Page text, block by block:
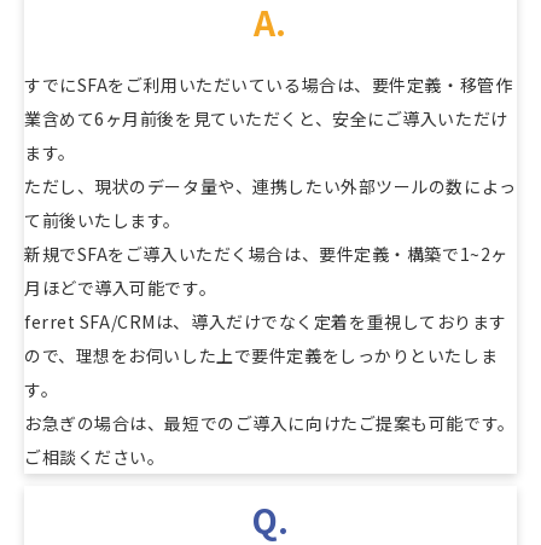
A.
すでにSFAをご利用いただいている場合は、要件定義・移管作
業含めて6ヶ月前後を見ていただくと、安全にご導入いただけ
ます。
ただし、現状のデータ量や、連携したい外部ツールの数によっ
て前後いたします。
新規でSFAをご導入いただく場合は、要件定義・構築で1~2ヶ
月ほどで導入可能です。
ferret SFA/CRMは、導入だけでなく定着を重視しております
ので、理想をお伺いした上で要件定義をしっかりといたしま
す。
お急ぎの場合は、最短でのご導入に向けたご提案も可能です。
ご相談ください。
Q.